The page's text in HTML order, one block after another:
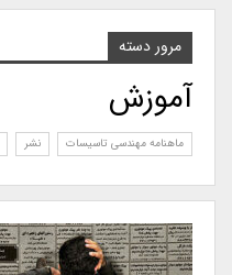
مرور دسته
آموزش
ماهنامه مهندسی تاسیسات نشر